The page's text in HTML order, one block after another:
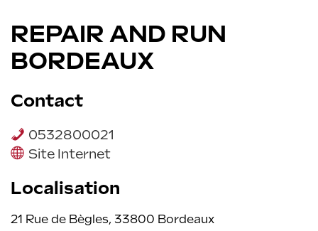
En outre, opter pour un service agréé permet
de maintenir votre garantie, évitant ainsi toute
exclusion de garantie due à des interventions
REPAIR AND RUN
BORDEAUX
Contact
0532800021
Site Internet
Localisation
21 Rue de Bègles, 33800 Bordeaux